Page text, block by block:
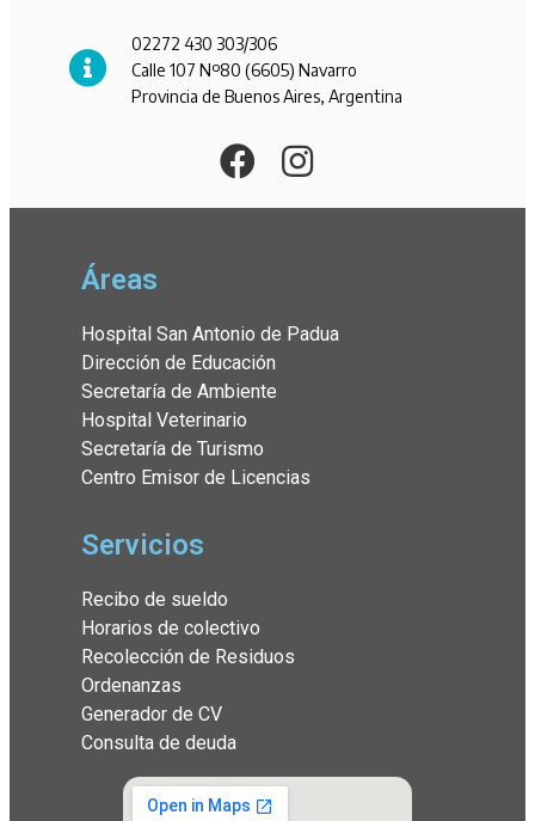
02272 430 303/306
Calle 107 Nº80 (6605) Navarro
Provincia de Buenos Aires, Argentina
Áreas
Hospital San Antonio de Padua
Dirección de Educación
Secretaría de Ambiente
Hospital Veterinario
Secretaría de Turismo
Centro Emisor de Licencias
Servicios
Recibo de sueldo
Horarios de colectivo
Recolección de Residuos
Ordenanzas
Generador de CV
Consulta de deuda